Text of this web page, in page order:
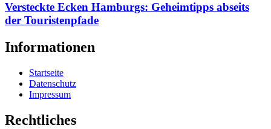
Versteckte Ecken Hamburgs: Geheimtipps abseits
der Touristenpfade
Informationen
Startseite
Datenschutz
Impressum
Rechtliches